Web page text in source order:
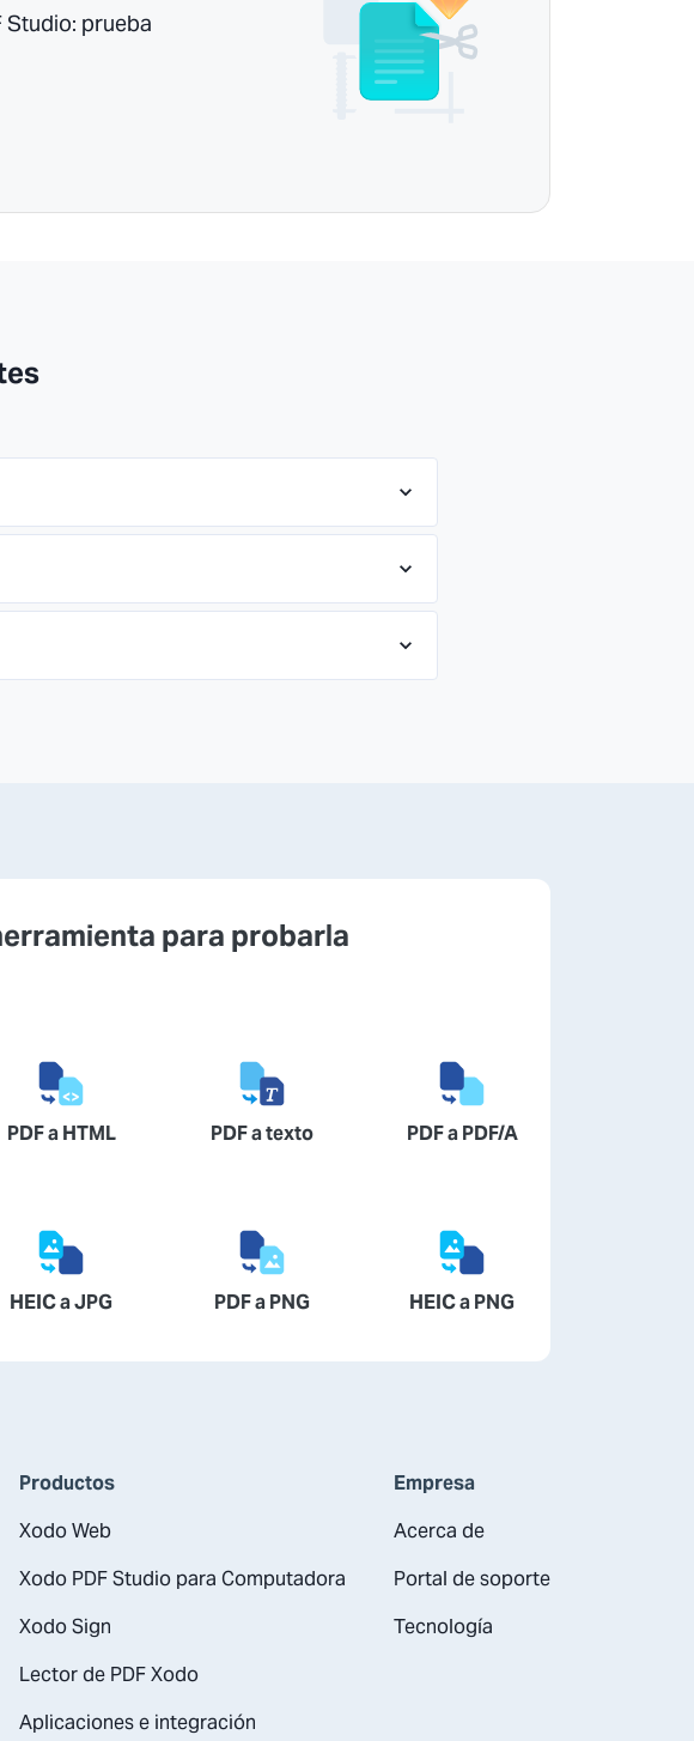
Studio: prueba
para probarla
PDF a HTML PDF a texto PDF a PDF/A
HEIC a JPG PDF a PNG HEIC a PNG
Productos
Xodo Web
Xodo PDF Studio para Computadora
Xodo Sign
Lector de PDF Xodo
Aplicaciones e integración
Empresa
Acerca de
Portal de soporte
Tecnología